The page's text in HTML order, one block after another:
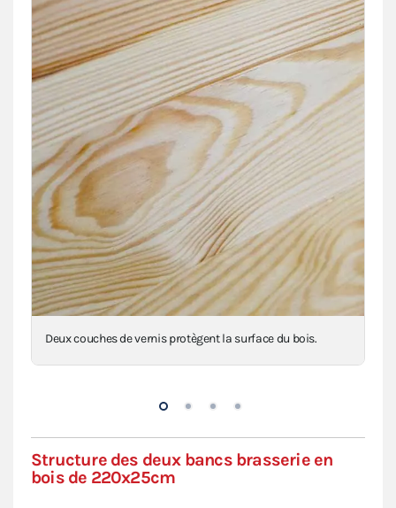
Deux couches de vernis protègent la surface du bois.
Structure des deux bancs brasserie en
bois de 220x25cm